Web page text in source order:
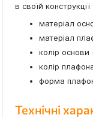
в своїй
матеріал
матеріал
колір основи
колір
форма
Технічні